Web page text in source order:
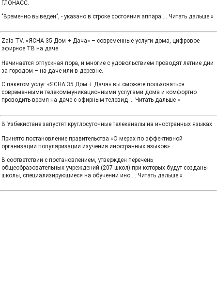
ГЛОНАСС.
"Временно выведен", - указано в строке состояния аппара ... Читать дальше »
Zala TV. «ЯСНА 35 Дом + Дача» – современные услуги дома, цифровое
эфирное ТВ на даче
Начинается отпускная пора, и многие с удовольствием проводят летние дни
за городом – на даче или в деревне.
С пакетом услуг «ЯСНА 35 Дом + Дача» вы сможете пользоваться
современными телекоммуникационными услугами дома и комфортно
проводить время на даче с эфирным телевид ... Читать дальше »
В Узбекистане запустят круглосуточные телеканалы на иностранных языках
Принято постановление правительства «О мерах по эффективной
организации популяризации изучения иностранных языков».
В соответствии с постановлением, утвержден перечень
общеобразовательных учреждений (207 школ) при которых будут созданы
школы, специализирующиеся на обучении ино ... Читать дальше »